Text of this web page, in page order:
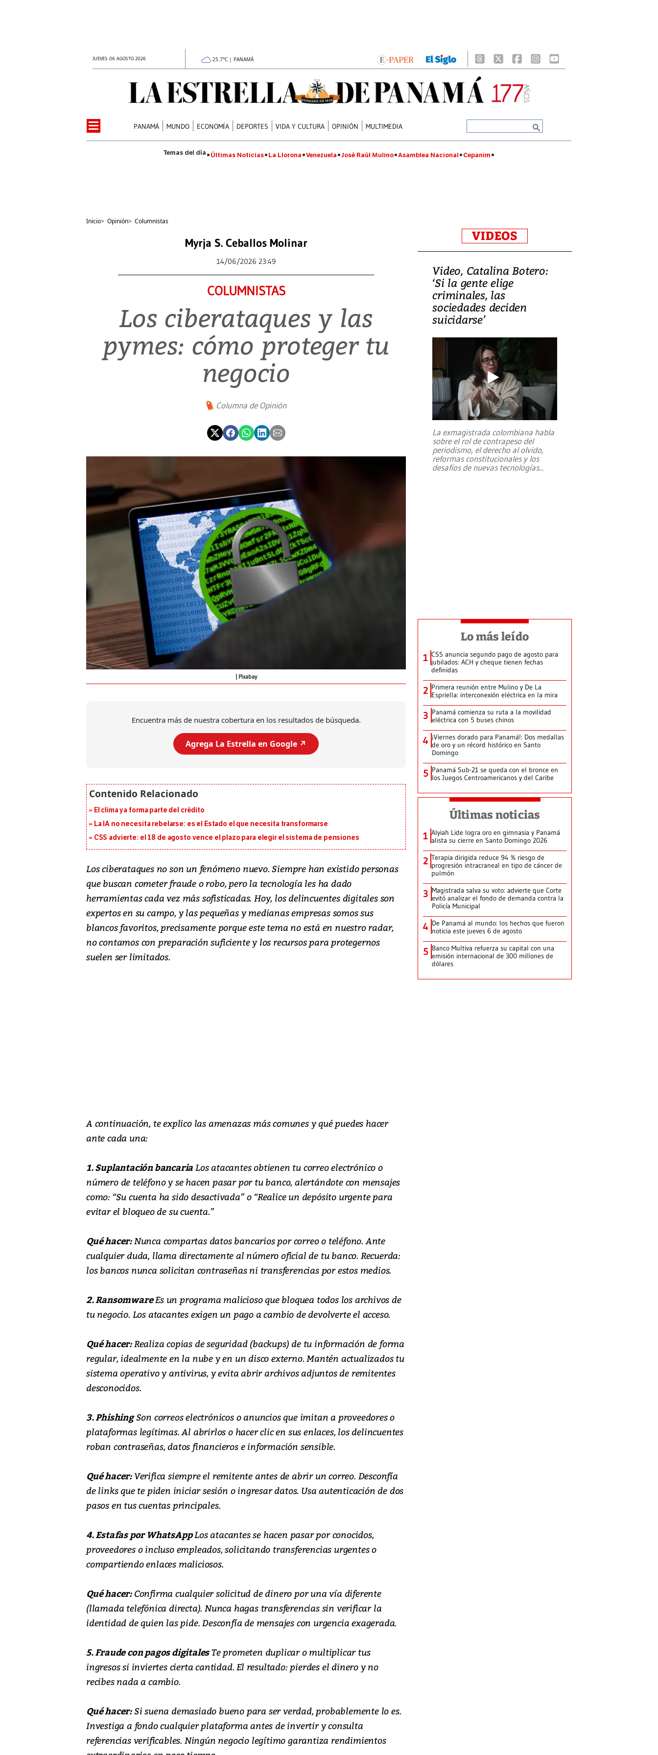
JUEVES 06 AGOSTO 2026 25.7°C | PANAMÁ
PANAMÁ MUNDO ECONOMÍA DEPORTES VIDA Y CULTURA OPINIÓN MULTIMEDIA
Últimas Noticias La Llorona Venezuela José Raúl Mulino Asamblea Nacional Cepanim
Inicio> Opinión> Columnistas
Myrja S. Ceballos Molinar
14/06/2026 23:49
COLUMNISTAS
Los ciberataques y las
pymes: cómo proteger tu
negocio
Columna de Opinión
Pixabay
Encuentra más de nuestra cobertura en los resultados de búsqueda.
Agrega La Estrella en Google ↗️
El clima ya forma parte del crédito
La IA no necesita rebelarse: es el Estado el que necesita transformarse
CSS advierte: el 18 de agosto vence el plazo para elegir el sistema de pensiones
Los ciberataques no son un fenómeno nuevo. Siempre han existido personas
que buscan cometer fraude o robo, pero la tecnología les ha dado
herramientas cada vez más sofisticadas. Hoy, los delincuentes digitales son
expertos en su campo, y las pequeñas y medianas empresas somos sus
blancos favoritos, precisamente porque este tema no está en nuestro radar,
no contamos con preparación suficiente y los recursos para protegernos
suelen ser limitados.
A continuación, te explico las amenazas más comunes y qué puedes hacer
ante cada una:
1. Suplantación bancaria Los atacantes obtienen tu correo electrónico o
número de teléfono y se hacen pasar por tu banco, alertándote con mensajes
como: “Su cuenta ha sido desactivada” o “Realice un depósito urgente para
evitar el bloqueo de su cuenta.”
Qué hacer:Nunca compartas datos bancarios por correo o teléfono. Ante
cualquier duda, llama directamente al número oficial de tu banco. Recuerda:
los bancos nunca solicitan contraseñas ni transferencias por estos medios.
2. RansomwareEs un programa malicioso que bloquea todos los archivos de
tu negocio. Los atacantes exigen un pago a cambio de devolverte el acceso.
Qué hacer:Realiza copias de seguridad (backups) de tu información de forma
regular, idealmente en la nube y en un disco externo. Mantén actualizados tu
sistema operativo y antivirus, y evita abrir archivos adjuntos de remitentes
desconocidos.
3. PhishingSon correos electrónicos o anuncios que imitan a proveedores o
plataformas legítimas. Al abrirlos o hacer clic en sus enlaces, los delincuentes
roban contraseñas, datos financieros e información sensible.
Qué hacer:Verifica siempre el remitente antes de abrir un correo. Desconfía
de links que te piden iniciar sesión o ingresar datos. Usa autenticación de dos
pasos en tus cuentas principales.
4. Estafas por WhatsAppLos atacantes se hacen pasar por conocidos,
proveedores o incluso empleados, solicitando transferencias urgentes o
compartiendo enlaces maliciosos.
Qué hacer:Confirma cualquier solicitud de dinero por una vía diferente
(llamada telefónica directa). Nunca hagas transferencias sin verificar la
identidad de quien las pide. Desconfía de mensajes con urgencia exagerada.
5. Fraude con pagos digitalesTe prometen duplicar o multiplicar tus
ingresos si inviertes cierta cantidad. El resultado: pierdes el dinero y no
recibes nada a cambio.
Qué hacer:Si suena demasiado bueno para ser verdad, probablemente lo es.
Investiga a fondo cualquier plataforma antes de invertir y consulta
referencias verificables. Ningún negocio legítimo garantiza rendimientos
VIDEOS
Video, Catalina Botero:
‘Si la gente elige
criminales, las
sociedades deciden
suicidarse’
La exmagistrada colombiana habla
sobre el rol de contrapeso del
periodismo, el derecho al olvido,
reformas constitucionales y los
desafíos de nuevas tecnologías...
Lo más leído
1 CSS anuncia segundo pago de agosto para
jubilados: ACH y cheque tienen fechas
definidas
2 Primera reunión entre Mulino y De La
Espriella: interconexión eléctrica en la mira
3 Panamá comienza su ruta a la movilidad
eléctrica con 5 buses chinos
4 ¡Viernes dorado para Panamá!: Dos medallas
de oro y un récord histórico en Santo
Domingo
5 Panamá Sub-21 se queda con el bronce en
los Juegos Centroamericanos y del Caribe
Últimas noticias
1 Alyiah Lide logra oro en gimnasia y Panamá
alista su cierre en Santo Domingo 2026
2 Terapia dirigida reduce 94 % riesgo de
progresión intracraneal en tipo de cáncer de
pulmón
3 Magistrada salva su voto: advierte que Corte
evitó analizar el fondo de demanda contra la
Policía Municipal
4 De Panamá al mundo: los hechos que fueron
noticia este jueves 6 de agosto
5 Banco Multiva refuerza su capital con una
emisión internacional de 300 millones de
dólares